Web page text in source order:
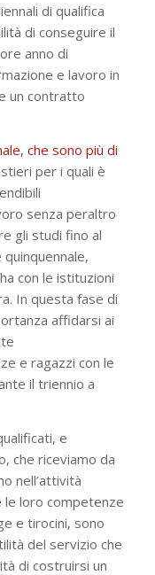
di qualifica
di conseguire il
anno di
e lavoro in
un contratto
che sono più di
per i quali è
senza peraltro
gli studi fino al
con le istituzioni
In questa fase di
affidarsi ai
e ragazzi con le
il triennio a
e
che riceviamo da
nell’attività
loro competenze
e tirocini, sono
del servizio che
di costruirsi un